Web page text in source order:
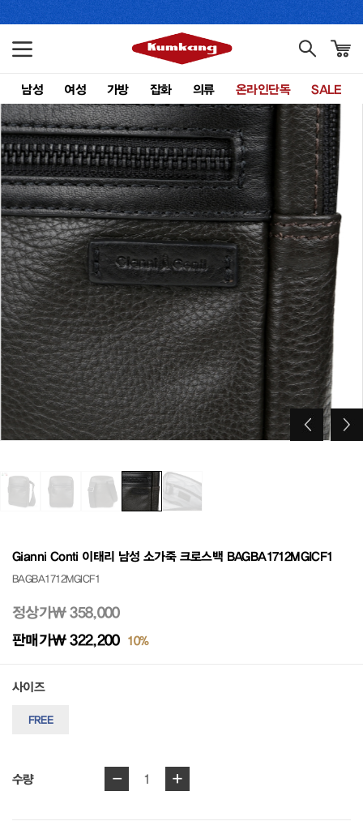
남성 여성 가방 잡화 의류 온라인단독 SALE
Gianni Conti 이태리 남성 소가죽 크로스백 BAGBA1712MGICF1
BAGBA1712MGICF1
정상가₩ 358,000
판매가₩ 322,200 10%
사이즈
FREE
수량 - 1 +